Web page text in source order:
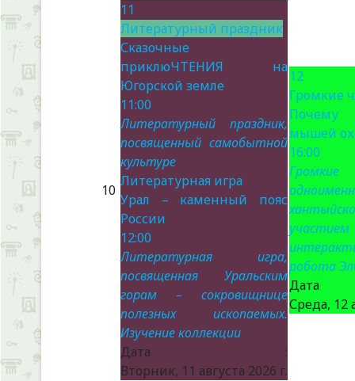
10
11
Литературный праздник
Сказочные
приклюЧТЕНИЯ на
Югорской земле
11:00
Литературный праздник,
посвященный самобытной
культуре
Литературная игра
Урал – каменный пояс
России
12:00
Литературная игра,
посвященная Уральским
горам – сокровищнице
полезных ископаемых.
Изучение коллекции
Дата :
Вторник, 11 августа 2026 г.
12
Громкие
мышей
16:00
участием
робота
Среда, 12